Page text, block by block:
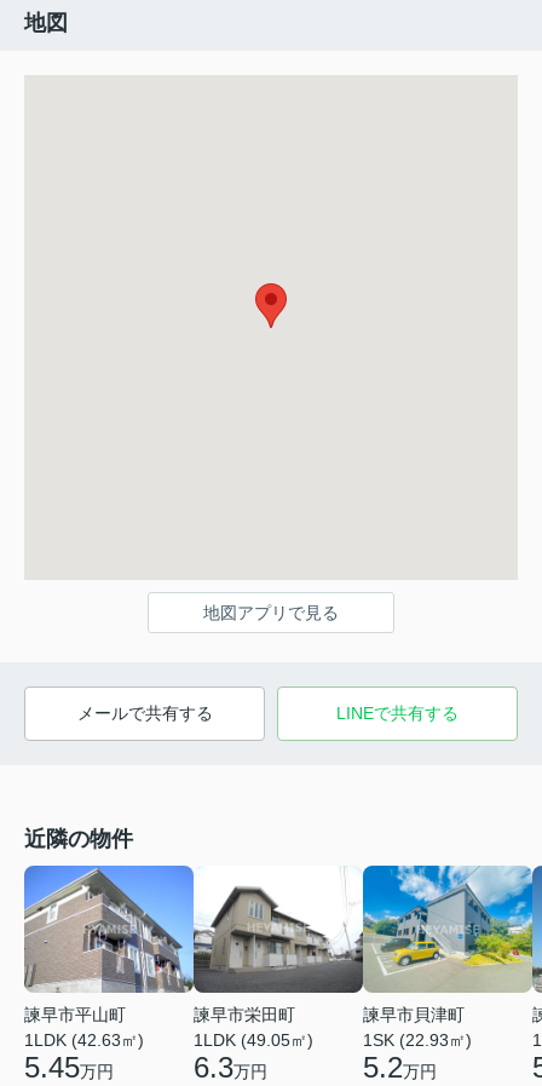
地図
地図アプリで見る
メールで共有する LINEで共有する
近隣の物件
諫早市平山町
1LDK (42.63㎡)
5.45万円
諫早市栄田町
1LDK (49.05㎡)
6.3万円
諫早市貝津町
1SK (22.93㎡)
5.2万円